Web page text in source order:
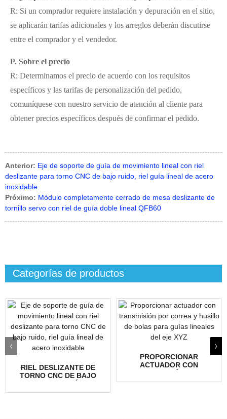
R: Si un comprador requiere instalación y depuración en el sitio,
se aplicarán tarifas adicionales y los arreglos deberán discutirse
entre el comprador y el vendedor.
P. Sobre el precio
R: Determinamos el precio de acuerdo con los requisitos
específicos y las tarifas de personalización del pedido,
comuníquese con nuestro servicio de atención al cliente para
obtener precios específicos después de confirmar el pedido.
Anterior: Eje de soporte de guía de movimiento lineal con riel
deslizante para torno CNC de bajo ruido, riel guía lineal de acero
inoxidable
Próximo: Módulo completamente cerrado de mesa deslizante de
tornillo servo con riel de guía doble lineal QFB60
Categorías de productos
RIEL DESLIZANTE DE
TORNO CNC DE BAJO
MOVIMIENTO LINEAL...
PROPORCIONAR
ACTUADOR CON
CORREA Y HUSILLO DE